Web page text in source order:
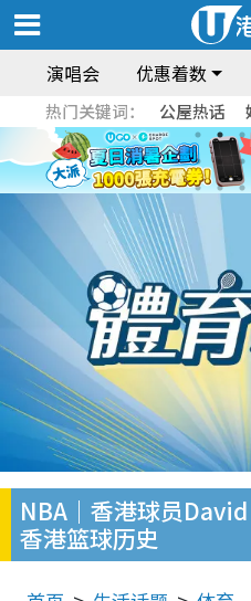
演唱会 优惠着数
热门关键词： 公屋热话
NBA｜香港球员
香港篮球历史